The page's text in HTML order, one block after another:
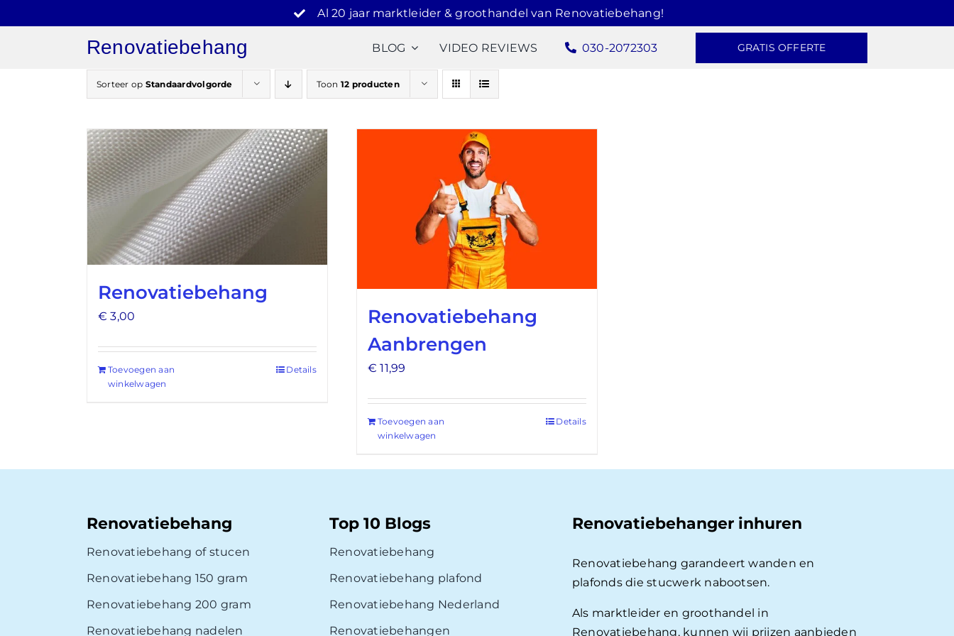
naar
Al 20 jaar marktleider & groothandel van Renovatiebehang!
Renovatiebehang BLOG VIDEO REVIEWS 030-2072303 GRATIS OFFERTE
Sorteer op Standaardvolgorde Toon 12 producten
Renovatiebehang
€ 3,00
Toevoegen aan
winkelwagen
Details
Renovatiebehang
Aanbrengen
€ 11,99
Toevoegen aan
winkelwagen
Details
Renovatiebehang
Renovatiebehang of stucen
Renovatiebehang 150 gram
Renovatiebehang 200 gram
Renovatiebehang nadelen
Top 10 Blogs
Renovatiebehang
Renovatiebehang plafond
Renovatiebehang Nederland
Renovatiebehangen
Renovatiebehanger inhuren
Renovatiebehang garandeert wanden en
plafonds die stucwerk nabootsen.
Als marktleider en groothandel in
Renovatiebehang, kunnen wij prijzen aanbieden